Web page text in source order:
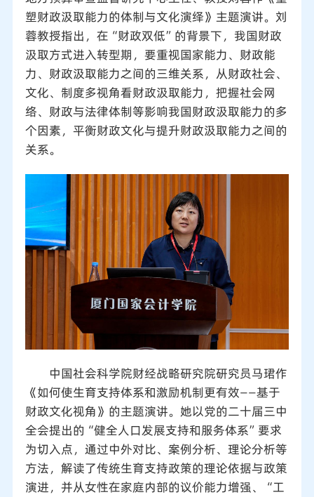
塑财政汲取能力的体制与文化演绎》主题演讲。刘
蓉教授指出，在“财政双低”的背景下，我国财政
汲取方式进入转型期，要重视国家能力、财政能
力、财政汲取能力之间的三维关系，从财政社会、
文化、制度多视角看财政汲取能力，把握社会网
络、财政与法律体制等影响我国财政汲取能力的多
个因素，平衡财政文化与提升财政汲取能力之间的
关系。
中国社会科学院财经战略研究院研究员马珺作
《如何使生育支持体系和激励机制更有效——基于
财政文化视角》的主题演讲。她以党的二十届三中
全会提出的“健全人口发展支持和服务体系”要求
为切入点，通过中外对比、案例分析、理论分析等
方法，解读了传统生育支持政策的理论依据与政策
演进，并从女性在家庭内部的议价能力增强、“工